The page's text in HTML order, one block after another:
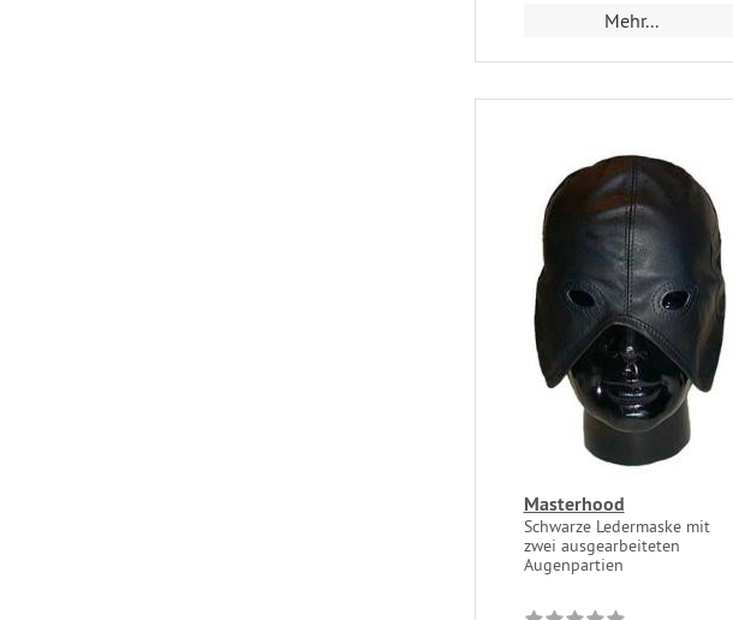
Mehr...
Masterhood
Schwarze Ledermaske mit
zwei ausgearbeiteten
Augenpartien